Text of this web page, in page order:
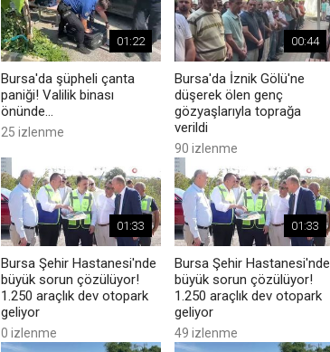
01:22
Bursa'da şüpheli çanta
paniği! Valilik binası
önünde...
25 izlenme
00:44
Bursa'da İznik Gölü'ne
düşerek ölen genç
gözyaşlarıyla toprağa
verildi
90 izlenme
01:33
Bursa Şehir Hastanesi'nde
büyük sorun çözülüyor!
1.250 araçlık dev otopark
geliyor
0 izlenme
01:33
Bursa Şehir Hastanesi'nde
büyük sorun çözülüyor!
1.250 araçlık dev otopark
geliyor
49 izlenme